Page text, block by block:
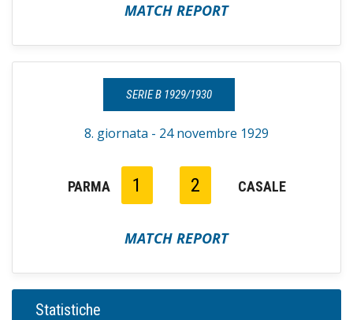
MATCH REPORT
SERIE B 1929/1930
8. giornata - 24 novembre 1929
PARMA 1 2 CASALE
MATCH REPORT
Statistiche